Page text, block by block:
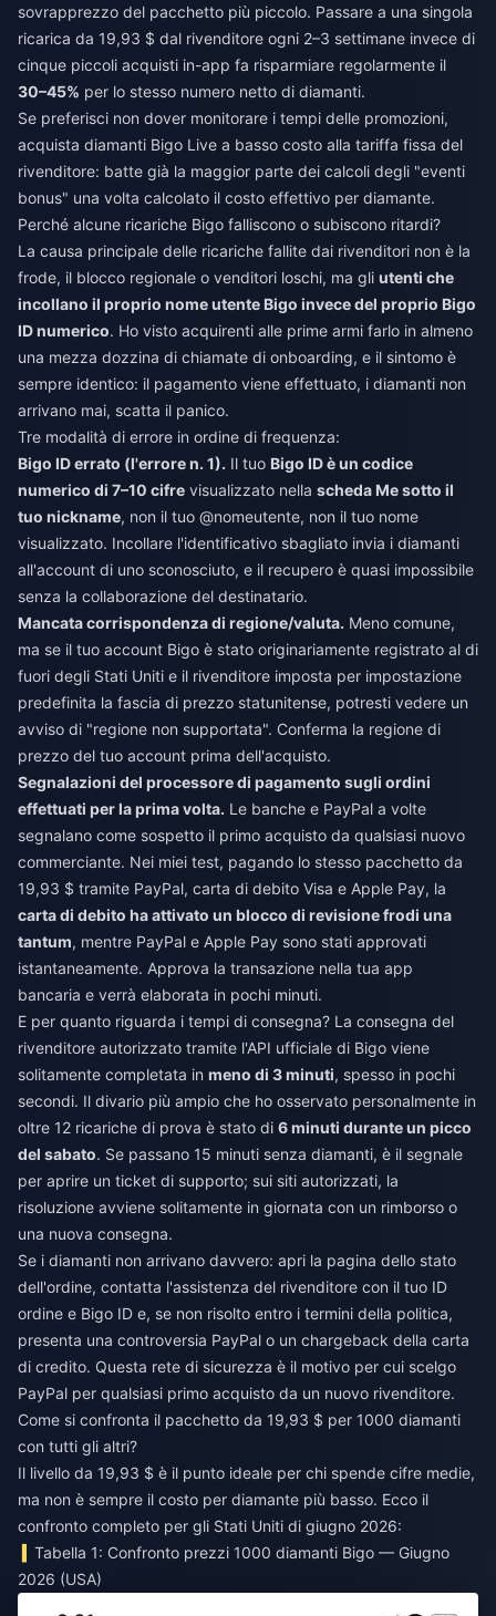
sovrapprezzo del pacchetto più piccolo. Passare a una singola
ricarica da 19,93 $ dal rivenditore ogni 2–3 settimane invece di
cinque piccoli acquisti in-app fa risparmiare regolarmente il
30–45% per lo stesso numero netto di diamanti.
Se preferisci non dover monitorare i tempi delle promozioni,
acquista diamanti Bigo Live a basso costo alla tariffa fissa del
rivenditore: batte già la maggior parte dei calcoli degli "eventi
bonus" una volta calcolato il costo effettivo per diamante.
Perché alcune ricariche Bigo falliscono o subiscono ritardi?
La causa principale delle ricariche fallite dai rivenditori non è la
frode, il blocco regionale o venditori loschi, ma gli utenti che
incollano il proprio nome utente Bigo invece del proprio Bigo
ID numerico. Ho visto acquirenti alle prime armi farlo in almeno
una mezza dozzina di chiamate di onboarding, e il sintomo è
sempre identico: il pagamento viene effettuato, i diamanti non
arrivano mai, scatta il panico.
Tre modalità di errore in ordine di frequenza:
Bigo ID errato (l'errore n. 1). Il tuo Bigo ID è un codice
numerico di 7–10 cifre visualizzato nella scheda Me sotto il
tuo nickname, non il tuo @nomeutente, non il tuo nome
visualizzato. Incollare l'identificativo sbagliato invia i diamanti
all'account di uno sconosciuto, e il recupero è quasi impossibile
senza la collaborazione del destinatario.
Mancata corrispondenza di regione/valuta. Meno comune,
ma se il tuo account Bigo è stato originariamente registrato al di
fuori degli Stati Uniti e il rivenditore imposta per impostazione
predefinita la fascia di prezzo statunitense, potresti vedere un
avviso di "regione non supportata". Conferma la regione di
prezzo del tuo account prima dell'acquisto.
Segnalazioni del processore di pagamento sugli ordini
effettuati per la prima volta. Le banche e PayPal a volte
segnalano come sospetto il primo acquisto da qualsiasi nuovo
commerciante. Nei miei test, pagando lo stesso pacchetto da
19,93 $ tramite PayPal, carta di debito Visa e Apple Pay, la
carta di debito ha attivato un blocco di revisione frodi una
tantum, mentre PayPal e Apple Pay sono stati approvati
istantaneamente. Approva la transazione nella tua app
bancaria e verrà elaborata in pochi minuti.
E per quanto riguarda i tempi di consegna? La consegna del
rivenditore autorizzato tramite l'API ufficiale di Bigo viene
solitamente completata in meno di 3 minuti, spesso in pochi
secondi. Il divario più ampio che ho osservato personalmente in
oltre 12 ricariche di prova è stato di 6 minuti durante un picco
del sabato. Se passano 15 minuti senza diamanti, è il segnale
per aprire un ticket di supporto; sui siti autorizzati, la
risoluzione avviene solitamente in giornata con un rimborso o
una nuova consegna.
Se i diamanti non arrivano davvero: apri la pagina dello stato
dell'ordine, contatta l'assistenza del rivenditore con il tuo ID
ordine e Bigo ID e, se non risolto entro i termini della politica,
presenta una controversia PayPal o un chargeback della carta
di credito. Questa rete di sicurezza è il motivo per cui scelgo
PayPal per qualsiasi primo acquisto da un nuovo rivenditore.
Come si confronta il pacchetto da 19,93 $ per 1000 diamanti
con tutti gli altri?
Il livello da 19,93 $ è il punto ideale per chi spende cifre medie,
ma non è sempre il costo per diamante più basso. Ecco il
confronto completo per gli Stati Uniti di giugno 2026:
Tabella 1: Confronto prezzi 1000 diamanti Bigo — Giugno
2026 (USA)